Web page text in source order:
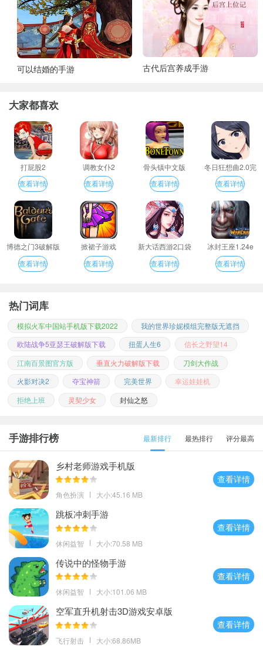
可以结婚的手游 古代后宫养成手游
大家都喜欢
打屁股2
查看详情
调教女仆2
查看详情
骨头镇中文版
查看详情
冬日狂想曲2.0完
整汉化版
查看详情
博德之门3破解版
查看详情
掀裙子游戏
查看详情
新大话西游2口袋
版
查看详情
冰封王座1.24e
查看详情
热门词库
模拟火车中国站手机版下载2022
我的世界珍妮模组完整版无遮挡
欧陆战争5亚瑟王破解版下载
扭蛋人生6
信长之野望14
江南百景图官方版
垂直火力破解版下载
刀剑大作战
火影对决2
夺宝神箭 完美世界
幸运娃娃机
拒绝上班
灵契少女 封仙之怒
手游排行榜 最新排行 最热排行 评分最高
乡村老师游戏手机版
角色扮演 大小:45.16 MB
查看详情
跳板冲刺手游
休闲益智 大小:70.58 MB
查看详情
传说中的怪物手游
休闲益智 大小:101.06 MB
查看详情
空军直升机射击3D游戏安卓版
飞行射击 大小:68.86MB
查看详情